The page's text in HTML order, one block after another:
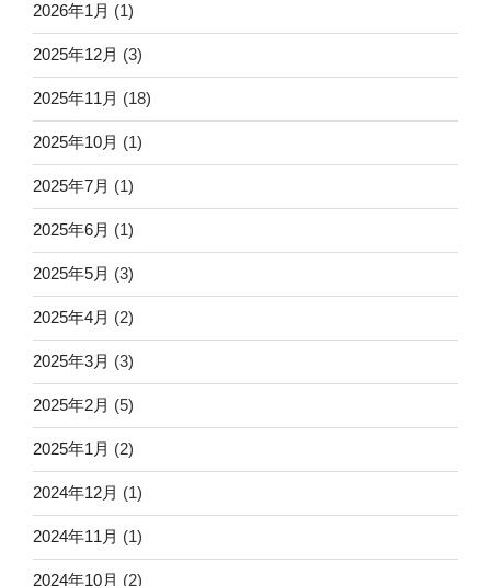
2026年1月 (1)
2025年12月 (3)
2025年11月 (18)
2025年10月 (1)
2025年7月 (1)
2025年6月 (1)
2025年5月 (3)
2025年4月 (2)
2025年3月 (3)
2025年2月 (5)
2025年1月 (2)
2024年12月 (1)
2024年11月 (1)
2024年10月 (2)